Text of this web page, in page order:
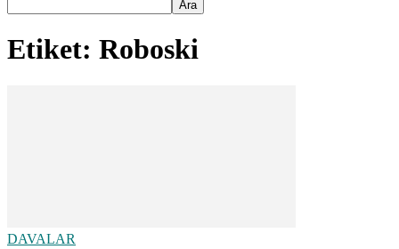
Etiket: Roboski
DAVALAR